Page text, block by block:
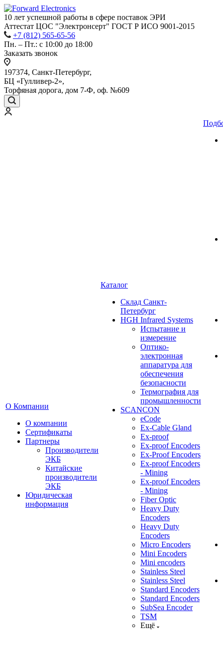
10 лет успешной работы в сфере поставок ЭРИ
Аттестат ЦОС "Электронсерт" ГОСТ Р ИСО 9001-2015
+7 (812) 565-65-56
Пн. – Пт.: с 10:00 до 18:00
Заказать звонок
197374, Санкт-Петербург,
БЦ «Гулливер-2»,
Торфяная дорога, дом 7-Ф, оф. №609
О Компании
О компании
Сертификаты
Партнеры
Производители
ЭКБ
Китайские
производители
ЭКБ
Юридическая
информация
Каталог
Cклад Санкт-
Петербург
HGH Infrared Systems
Испытание и
измерение
Оптико-
электронная
аппаратура для
обеспечения
безопасности
Термография для
промышленности
SCANCON
eCode
Ex-Cable Gland
Ex-proof
Ex-proof Encoders
Ex-Proof Encoders
Ex-proof Encoders
- Mining
Ex-proof Encoders
- Mining
Fiber Optic
Heavy Duty
Encoders
Heavy Duty
Encoders
Micro Encoders
Mini Encoders
Mini encoders
Stainless Steel
Stainless Steel
Standard Encoders
Standard Encoders
SubSea Encoder
TSM
Ещё